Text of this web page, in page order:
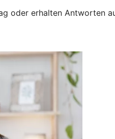
oder erhalten Antworten